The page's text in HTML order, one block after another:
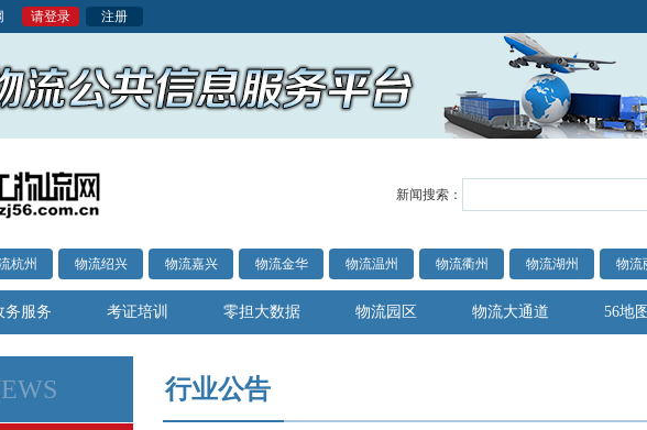
请登录 注册
新闻搜索：
杭州 物流绍兴 物流嘉兴 物流金华 物流温州 物流衢州 物流湖州 物流
务服务 考证培训 零担大数据 物流园区 物流大通道 56地
行业公告